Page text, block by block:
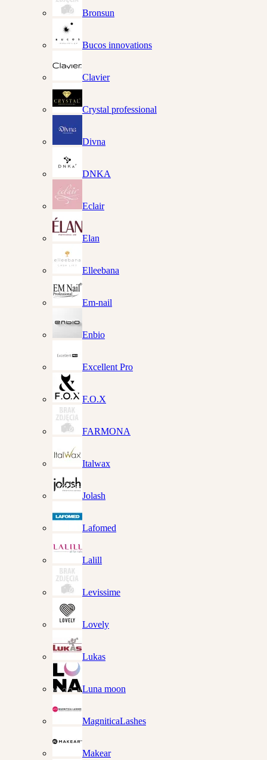
Bronsun
Bucos innovations
Clavier
Crystal professional
Divna
DNKA
Eclair
Elan
Elleebana
Em-nail
Enbio
Excellent Pro
F.O.X
FARMONA
Italwax
Jolash
Lafomed
Lalill
Levissime
Lovely
Lukas
Luna moon
MagniticaLashes
Makear